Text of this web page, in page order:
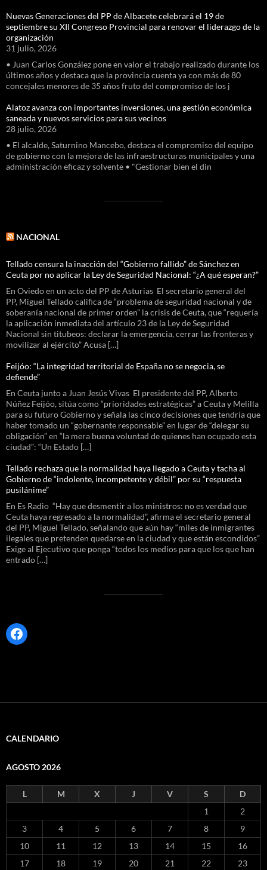
Nuevas Generaciones del PP de Albacete celebrará el 19 de
septiembre su XII Congreso Provincial para renovar el liderazgo de la
organización
31 julio, 2026
• Juan Carlos González pone en valor el trabajo realizado durante los
últimos años y destaca que la provincia cuenta ya con más de 80
concejales menores de 35 años fruto del compromiso de los j
Alatoz avanza con importantes inversiones, una gestión económica
saneada y nuevos servicios para sus vecinos
28 julio, 2026
• El alcalde, Saturnino Mancebo, destaca el compromiso del equipo
de gobierno con la mejora de las infraestructuras municipales y una
administración eficaz y solvente • "Gestionar bien el din
NACIONAL
Tellado censura la inacción del “Gobierno fallido” de Sánchez en
Ceuta por no aplicar la Ley de Seguridad Nacional: “¿A qué esperan?”
En Oviedo en un acto del PP de Asturias El secretario general del
PP, Miguel Tellado califica de “problema de seguridad nacional y de
soberanía nacional de primer orden” la crisis de Ceuta, que “requería
la aplicación inmediata del artículo 23 de la Ley de Seguridad
Nacional sin titubeos: declarar la emergencia, cerrar las fronteras y
movilizar al ejército” Acusa […]
Feijóo: “La integridad territorial de España no se negocia, se
defiende”
En Ceuta junto a Juan Jesús Vivas El presidente del PP, Alberto
Núñez Feijóo, sitúa como “prioridades estratégicas” a Ceuta y Melilla
para su futuro Gobierno y señala las cinco decisiones que tendría que
haber tomado un “gobernante responsable” en lugar de “delegar su
obligación” en “la mera buena voluntad de quienes han ocupado esta
ciudad”: “Un Estado […]
Tellado rechaza que la normalidad haya llegado a Ceuta y tacha al
Gobierno de “indolente, incompetente y débil” por su “respuesta
pusilánime”
En Es Radio “Hay que desmentir a los ministros: no es verdad que
Ceuta haya regresado a la normalidad”, afirma el secretario general
del PP, Miguel Tellado, señalando que aún hay “miles de inmigrantes
ilegales que pretenden quedarse en la ciudad y que están escondidos”
Exige al Ejecutivo que ponga “todos los medios para que los que han
entrado […]
Facebook
CALENDARIO
AGOSTO 2026
L M X J V S
D
1
2
3
4 5 6 7 8
9
10
11 12 13 14 15
16
17
18 19 20 21 22 23